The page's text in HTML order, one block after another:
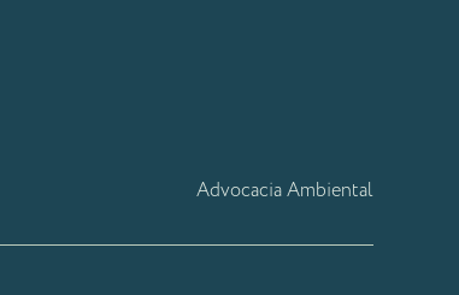
Advocacia Ambiental